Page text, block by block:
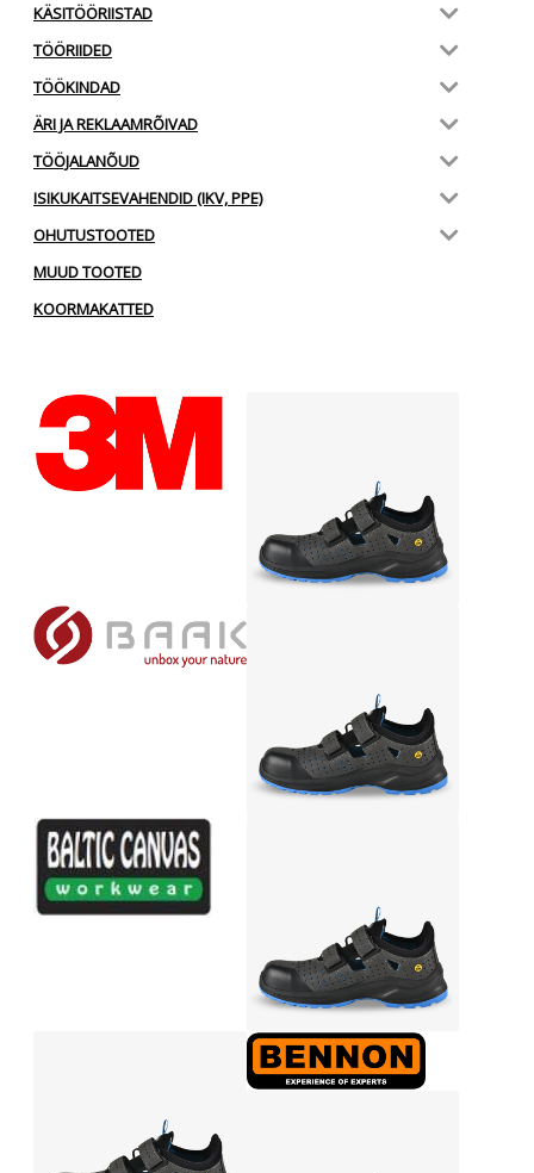
KÄSITÖÖRIISTAD
TÖÖRIIDED
TÖÖKINDAD
ÄRI JA REKLAAMRÕIVAD
TÖÖJALANÕUD
ISIKUKAITSEVAHENDID (IKV, PPE)
OHUTUSTOOTED
MUUD TOOTED
KOORMAKATTED